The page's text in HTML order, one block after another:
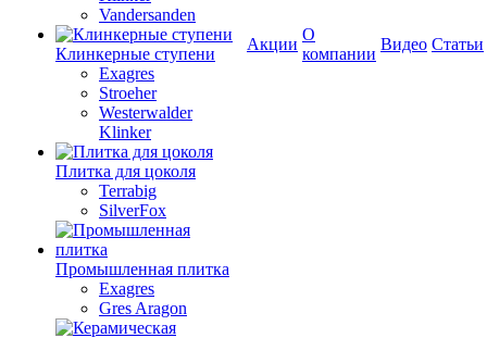
Vandersanden
Клинкерные ступени
Exagres
Stroeher
Westerwalder
Klinker
Плитка для цоколя
Terrabig
SilverFox
Промышленная плитка
Exagres
Gres Aragon
Акции
О
компании
Видео Статьи